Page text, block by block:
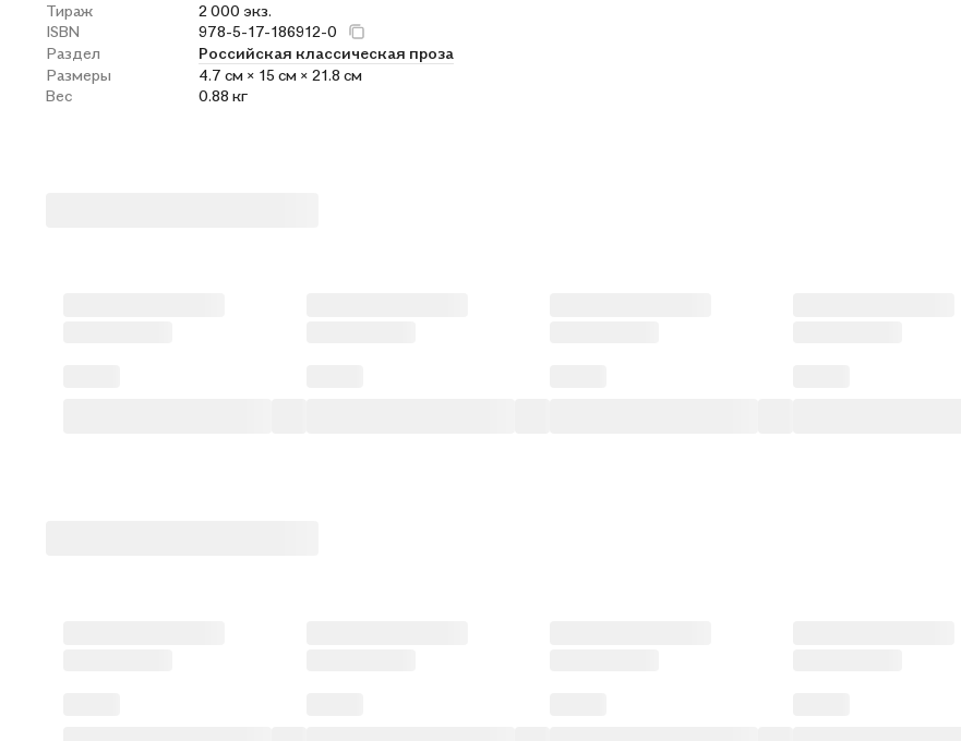
Тираж
2 000 экз.
ISBN
978-5-17-186912-0
Раздел
Российская классическая проза
Размеры
4.7 см × 15 см × 21.8 см
Вес
0.88 кг